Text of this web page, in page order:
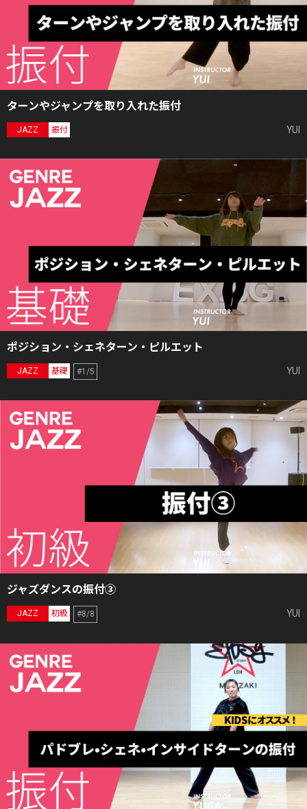
ターンやジャンプを取り入れた振付
JAZZ 振付 YUI
ポジション・シェネターン・ピルエット
JAZZ 基礎 #1/5 YUI
ジャズダンスの振付③
JAZZ 初級 #8/8 YUI